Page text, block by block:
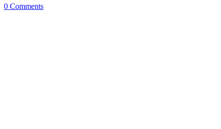
0 Comments